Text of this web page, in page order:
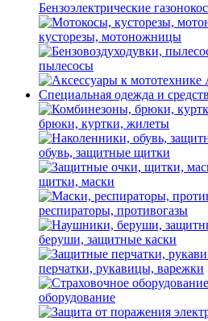
Бензоэлектрические
кусторезы, мотоножницы
пылесосы
Специальная одежда и
брюки, куртки, жилеты
обувь, защитные щитки
щитки, маски
респираторы, противогазы
беруши, защитные каски
перчатки, рукавицы, варежки
оборудование